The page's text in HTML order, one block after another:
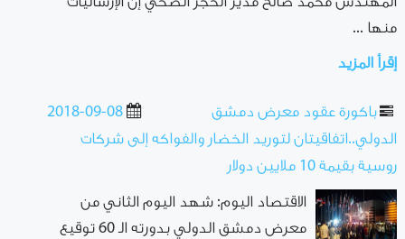
منها ...
إقرأ المزيد
2018-09-08
باكورة عقود معرض دمشق
الدولي..اتفاقيتان لتوريد الخضار والفواكه إلى شركات
روسية بقيمة 10 ملايين دولار
الاقتصاد اليوم: شهد اليوم الثاني من
معرض دمشق الدولي بدورته الـ 60 توقيع